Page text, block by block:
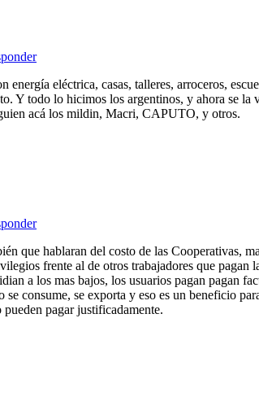
energía eléctrica, casas, talleres, arroceros,
Y todo lo hicimos los argentinos, y ahora se la
acá los mildin, Macri, CAPUTO, y otros.
que hablaran del costo de las Cooperativas,
frente al de otros trabajadores que
a los mas bajos, los usuarios pagan pagan
se consume, se exporta y eso es un beneficio
pueden pagar justificadamente.